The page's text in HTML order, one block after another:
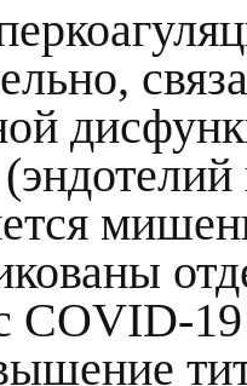
COVID-